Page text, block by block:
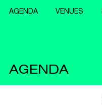
AGENDA VENUES
AGENDA